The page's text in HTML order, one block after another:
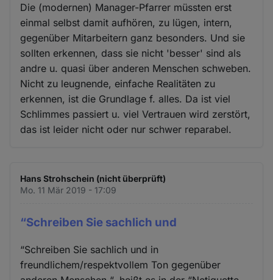
Die (modernen) Manager-Pfarrer müssten erst
einmal selbst damit aufhören, zu lügen, intern,
gegenüber Mitarbeitern ganz besonders. Und sie
sollten erkennen, dass sie nicht 'besser' sind als
andre u. quasi über anderen Menschen schweben.
Nicht zu leugnende, einfache Realitäten zu
erkennen, ist die Grundlage f. alles. Da ist viel
Schlimmes passiert u. viel Vertrauen wird zerstört,
das ist leider nicht oder nur schwer reparabel.
Hans Strohschein (nicht überprüft)
Mo. 11 Mär 2019 - 17:09
“Schreiben Sie sachlich und
“Schreiben Sie sachlich und in
freundlichem/respektvollem Ton gegenüber